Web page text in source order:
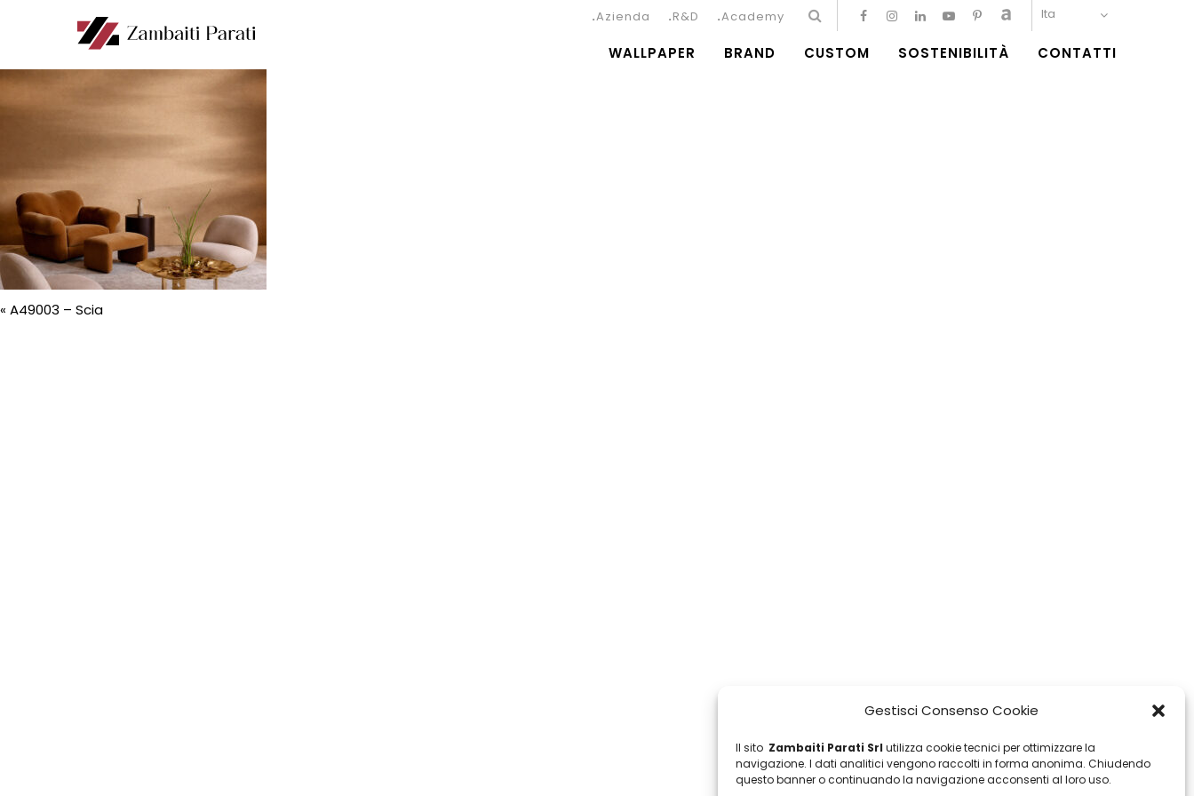
Gestisci Consenso Cookie
Il sito Zambaiti Parati Srl utilizza cookie tecnici per ottimizzare la
navigazione. I dati analitici vengono raccolti in forma anonima. Chiudendo
questo banner o continuando la navigazione acconsenti al loro uso.
Ita
Azienda R&D Academy
WALLPAPER BRAND CUSTOM SOSTENIBILITÀ CONTATTI
« A49003 – Scia